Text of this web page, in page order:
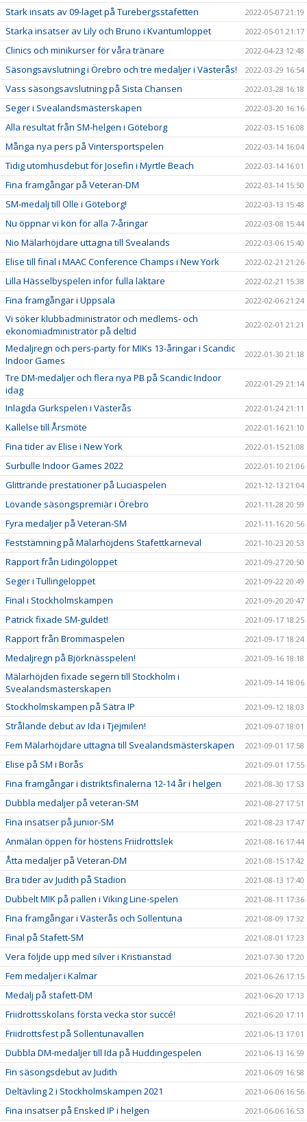
Stark insats av 09-laget på Turebergsstafetten 2022-05-07 21:19
Starka insatser av Lily och Bruno i Kvantumloppet 2022-05-01 21:17
Clinics och minikurser för våra tränare 2022-04-23 12:48
Säsongsavslutning i Örebro och tre medaljer i Västerås! 2022-03-29 16:54
Vass säsongsavslutning på Sista Chansen 2022-03-28 16:18
Seger i Svealandsmästerskapen 2022-03-20 16:16
Alla resultat från SM-helgen i Göteborg 2022-03-15 16:08
Många nya pers på Vintersportspelen 2022-03-14 16:04
Tidig utomhusdebut för Josefin i Myrtle Beach 2022-03-14 16:01
Fina framgångar på Veteran-DM 2022-03-14 15:50
SM-medalj till Olle i Göteborg! 2022-03-13 15:48
Nu öppnar vi kön för alla 7-åringar 2022-03-08 15:44
Nio Mälarhöjdare uttagna till Svealands 2022-03-06 15:40
Elise till final i MAAC Conference Champs i New York 2022-02-21 21:26
Lilla Hässelbyspelen inför fulla läktare 2022-02-21 15:38
Fina framgångar i Uppsala 2022-02-06 21:24
Vi söker klubbadministratör och medlems- och
ekonomiadministratör på deltid
2022-02-01 21:21
Medaljregn och pers-party för MIKs 13-åringar i Scandic
Indoor Games
2022-01-30 21:18
Tre DM-medaljer och flera nya PB på Scandic Indoor
idag
2022-01-29 21:14
Inlagda Gurkspelen i Västerås 2022-01-24 21:11
Kallelse till Årsmöte 2022-01-16 21:10
Fina tider av Elise i New York 2022-01-15 21:08
Surbulle Indoor Games 2022 2022-01-10 21:06
Glittrande prestationer på Luciaspelen 2021-12-13 21:04
Lovande säsongspremiär i Örebro 2021-11-28 20:59
Fyra medaljer på Veteran-SM 2021-11-16 20:56
Feststämning på Mälarhöjdens Stafettkarneval 2021-10-23 20:53
Rapport från Lidingöloppet 2021-09-27 20:50
Seger i Tullingeloppet 2021-09-22 20:49
Final i Stockholmskampen 2021-09-20 20:47
Patrick fixade SM-guldet! 2021-09-17 18:25
Rapport från Brommaspelen 2021-09-17 18:24
Medaljregn på Björknässpelen! 2021-09-16 18:18
Mälarhöjden fixade segern till Stockholm i
Svealandsmästerskapen
2021-09-14 18:06
Stockholmskampen på Sätra IP 2021-09-12 18:03
Strålande debut av Ida i Tjejmilen! 2021-09-07 18:01
Fem Mälarhöjdare uttagna till Svealandsmästerskapen 2021-09-01 17:58
Elise på SM i Borås 2021-09-01 17:55
Fina framgångar i distriktsfinalerna 12-14 år i helgen 2021-08-30 17:53
Dubbla medaljer på veteran-SM 2021-08-27 17:51
Fina insatser på junior-SM 2021-08-23 17:47
Anmälan öppen för höstens Friidrottslek 2021-08-16 17:44
Åtta medaljer på Veteran-DM 2021-08-15 17:42
Bra tider av Judith på Stadion 2021-08-13 17:40
Dubbelt MIK på pallen i Viking Line-spelen 2021-08-11 17:36
Fina framgångar i Västerås och Sollentuna 2021-08-09 17:32
Final på Stafett-SM 2021-08-01 17:23
Vera följde upp med silver i Kristianstad 2021-07-30 17:20
Fem medaljer i Kalmar 2021-06-26 17:15
Medalj på stafett-DM 2021-06-20 17:13
Friidrottsskolans första vecka stor succé! 2021-06-20 17:11
Friidrottsfest på Sollentunavallen 2021-06-13 17:01
Dubbla DM-medaljer till Ida på Huddingespelen 2021-06-13 16:59
Fin säsongsdebut av Judith 2021-06-09 16:58
Deltävling 2 i Stockholmskampen 2021 2021-06-06 16:56
Fina insatser på Ensked IP i helgen 2021-06-06 16:53